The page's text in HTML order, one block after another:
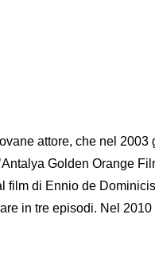
attore, che nel 2003
Golden Orange
film di Ennio de
in tre episodi. Nel